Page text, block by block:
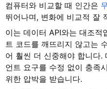
컴퓨터와 비교할 때 인간은
뛰어나며, 변화에 비교적 잘
이는 데이터 API와는 대조적
트 코드를 깨뜨리지 않고는
어 훨씬 더 신중해야 합니다.
언트 요구를 수정 없이 충족
위한 압박을 받습니다.